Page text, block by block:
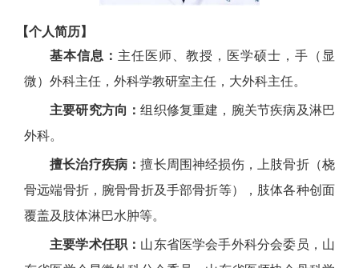
【个人简历】
基本信息： 主任医师、教授，医学硕士，手（显
微）外科主任，外科学教研室主任，大外科主任。
主要研究方向：组织修复重建，腕关节疾病及淋巴
外科。
擅长治疗疾病：擅长周围神经损伤，上肢骨折（桡
骨远端骨折，腕骨骨折及手部骨折等），肢体各种创面
覆盖及肢体淋巴水肿等。
主要学术任职： 山东省医学会手外科分会委员，山